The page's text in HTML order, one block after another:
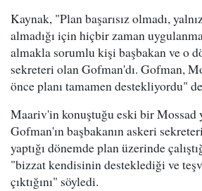
Kaynak, "Plan başarısız olmadı,
almadığı için hiçbir zaman
almakla sorumlu kişi başbakan ve o
sekreteri olan Gofman'dı. Gofman,
önce planı tamamen destekliyordu"
Maariv'in konuştuğu eski bir Mossad
Gofman'ın başbakanın askeri
yaptığı dönemde plan üzerinde
"bizzat kendisinin desteklediği ve
çıktığını" söyledi.